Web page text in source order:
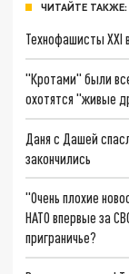
ЧИТАЙТЕ ТАКЖЕ:
Технофашисты XXI
"Кротами" были
охотятся "живые
Даня с Дашей
закончились
"Очень плохие
НАТО впервые за
приграничье?